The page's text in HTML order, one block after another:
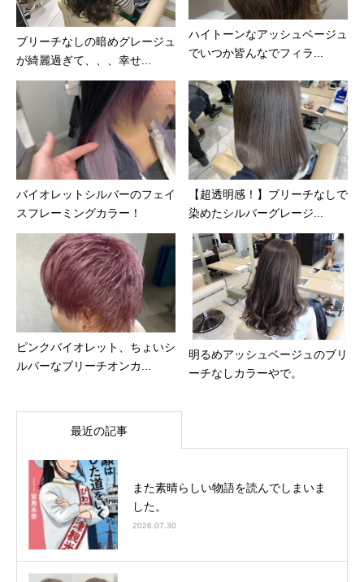
ブリーチなしの暗めグレージュ
が綺麗過ぎて、、、幸せ...
ハイトーンなアッシュベージュ
でいつか皆んなでフィラ...
バイオレットシルバーのフェイ
スフレーミングカラー！
【超透明感！】ブリーチなしで
染めたシルバーグレージ...
ピンクバイオレット、ちょいシ
ルバーなブリーチオンカ...
明るめアッシュベージュのブリ
ーチなしカラーやで。
最近の記事
また素晴らしい物語を読んでしまいま
した。
2026.07.30